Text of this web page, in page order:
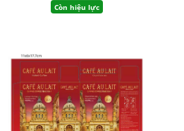
Còn hiệu lực